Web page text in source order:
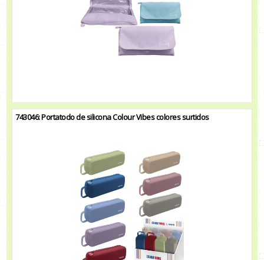
743046: Portatodo de silicona Colour Vibes colores surtidos